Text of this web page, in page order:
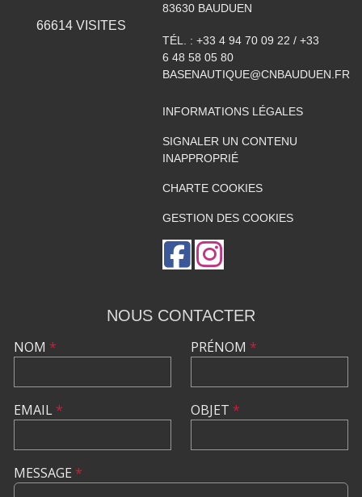
66614VISITES
83630 BAUDUEN
TÉL. : +33 4 94 70 09 22 / +33
6 48 58 05 80
BASENAUTIQUE@CNBAUDUEN.FR
INFORMATIONS LÉGALES
SIGNALER UN CONTENU
INAPPROPRIÉ
CHARTE COOKIES
GESTION DES COOKIES
NOUS CONTACTER
NOM *
EMAIL*
PRÉNOM *
OBJET *
MESSAGE *